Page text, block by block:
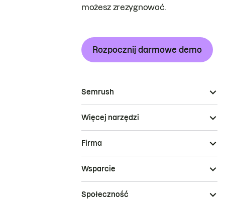
możesz zrezygnować.
Rozpocznij darmowe demo
Semrush
Więcej narzędzi
Firma
Wsparcie
Społeczność